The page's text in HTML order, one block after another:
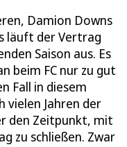
Damion Downs
läuft der Vertrag
Saison aus. Es
beim FC nur zu gut
Fall in diesem
vielen Jahren der
den Zeitpunkt, mit
zu schließen. Zwar